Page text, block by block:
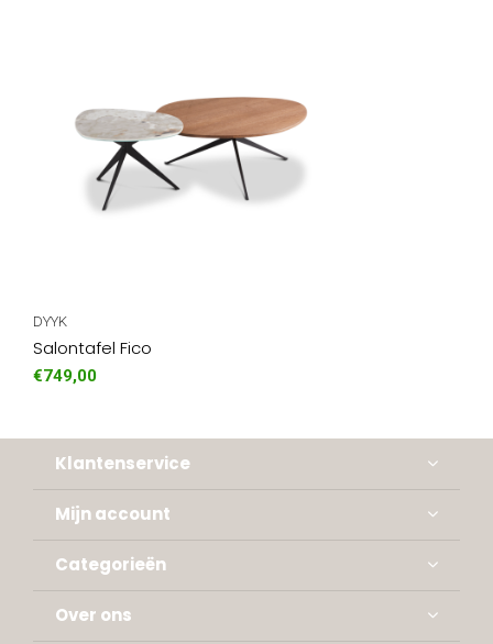
DYYK
Salontafel Fico
€749,00
Klantenservice
Mijn account
Categorieën
Over ons